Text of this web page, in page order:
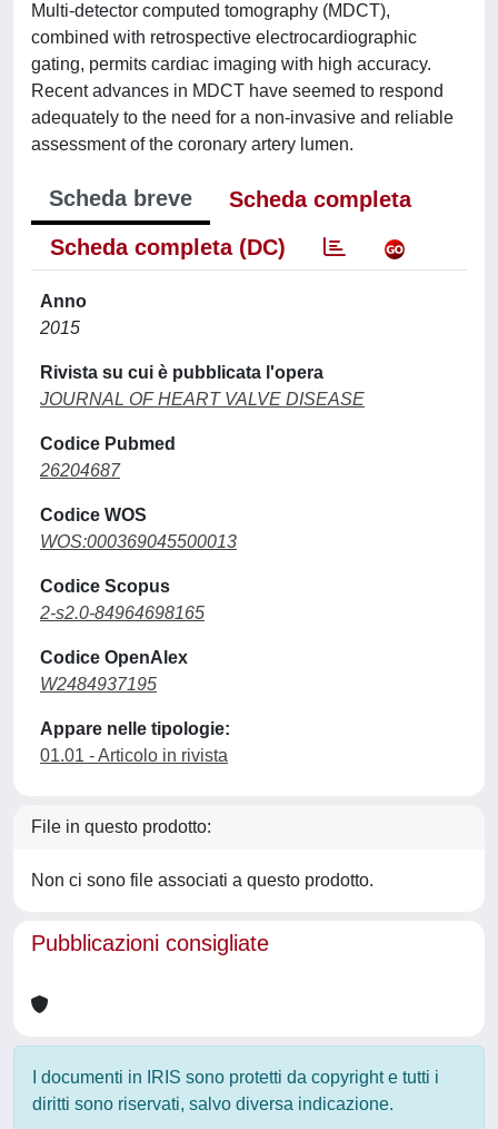
Multi-detector computed tomography (MDCT),
combined with retrospective electrocardiographic
gating, permits cardiac imaging with high accuracy.
Recent advances in MDCT have seemed to respond
adequately to the need for a non-invasive and reliable
assessment of the coronary artery lumen.
Scheda breve
Scheda completa
Scheda completa (DC)
Anno
2015
Rivista su cui è pubblicata l'opera
JOURNAL OF HEART VALVE DISEASE
Codice Pubmed
26204687
Codice WOS
WOS:000369045500013
Codice Scopus
2-s2.0-84964698165
Codice OpenAlex
W2484937195
Appare nelle tipologie:
01.01 - Articolo in rivista
File in questo prodotto:
Non ci sono file associati a questo prodotto.
Pubblicazioni consigliate
I documenti in IRIS sono protetti da copyright e tutti i
diritti sono riservati, salvo diversa indicazione.